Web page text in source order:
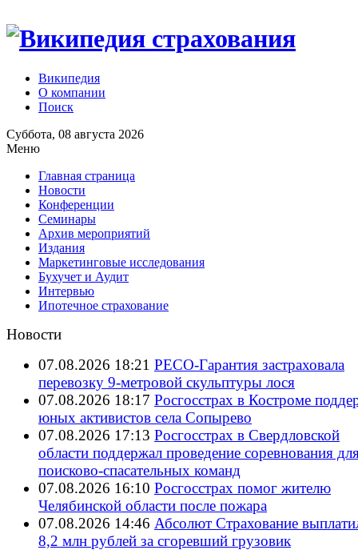
Википедия
О компании
Поиск
Суббота, 08 августа 2026
Меню
Главная страница
Новости
Конференции
Семинары
Архив мероприятий
Издания
Маркетинговые исследования
Бухучет и Аудит
Интервью
Ипотечное страхование
Новости
07.08.2026 18:21 РЕСО-Гарантия застраховала
перевозку 9-метровой скульптуры лося
07.08.2026 18:17 Росгосстрах в Костроме
юных активистов села Сопырево
07.08.2026 17:13 Росгосстрах в Свердловской
области поддержал проведение соревнования
поисково‑спасательных команд
07.08.2026 16:10 Росгосстрах помог жителю
Челябинской области после пожара
07.08.2026 14:46 Абсолют Страхование
8,2 млн рублей за сгоревший грузовик